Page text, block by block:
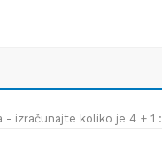
izračunajte koliko je 4 + 1 :